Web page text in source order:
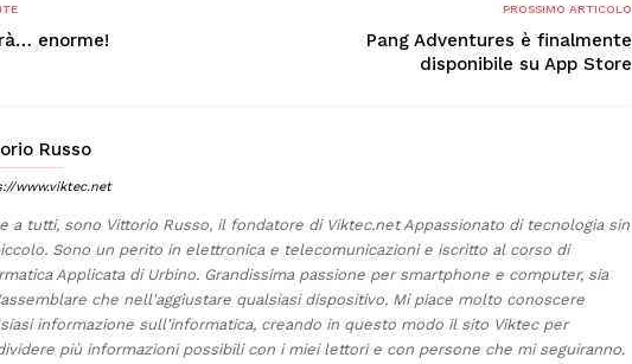
enorme!
PROSSIMO ARTICOLO
Pang Adventures è finalmente
disponibile su App Store
Russo
www.viktec.net
a tutti, sono Vittorio Russo, il fondatore di Viktec.net Appassionato di tecnologia sin
Sono un perito in elettronica e telecomunicazioni e iscritto al corso di
Applicata di Urbino. Grandissima passione per smartphone e computer, sia
che nell'aggiustare qualsiasi dispositivo. Mi piace molto conoscere
informazione sull'informatica, creando in questo modo il sito Viktec per
più informazioni possibili con i miei lettori e con persone che mi seguiranno.